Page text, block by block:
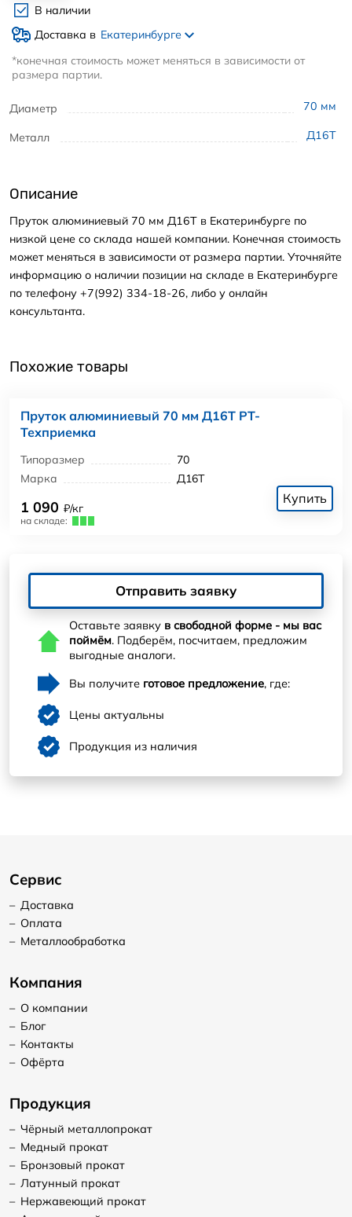
Диаметр 70 мм
Металл Д16Т
В наличии
Доставка в Екатеринбурге
*конечная стоимость может меняться в зависимости от
размера партии.
Описание
Пруток алюминиевый 70 мм Д16Т в Екатеринбурге по
низкой цене со склада нашей компании. Конечная стоимость
может меняться в зависимости от размера партии. Уточняйте
информацию о наличии позиции на складе в Екатеринбурге
по телефону +7(992) 334-18-26, либо у онлайн
консультанта.
Похожие товары
Пруток алюминиевый 70 мм Д16Т РТ-
Техприемка
Типоразмер
70
Марка
Д16Т
1 090 ₽/кг
на складе:
Купить
Отправить заявку
Оставьте заявку в свободной форме - мы вас
поймём. Подберём, посчитаем, предложим
выгодные аналоги.
Вы получите готовое предложение, где:
Цены актуальны
Продукция из наличия
Сервис
– Доставка
– Оплата
– Металлообработка
Компания
– О компании
– Блог
– Контакты
– Офёрта
Продукция
– Чёрный металлопрокат
– Медный прокат
– Бронзовый прокат
– Латунный прокат
– Нержавеющий прокат